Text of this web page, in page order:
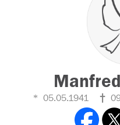
05.05.1941